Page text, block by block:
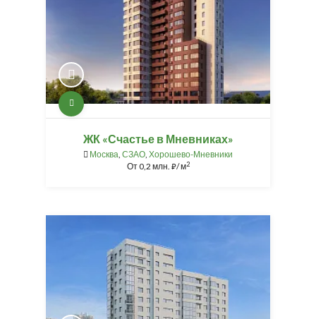
ЖК «Счастье в Мневниках»
Москва, СЗАО, Хорошево-Мневники
От0,2 млн. ⃏/ м2